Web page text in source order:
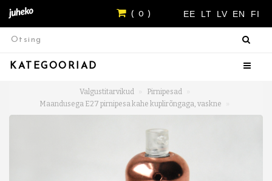
EE LT LV EN FI
( 0 )
KATEGOORIAD
Valgustitarvikud
Pirnipesad
Maandusega E27 pirnipesa kahe kuplirõngaga, vaskne